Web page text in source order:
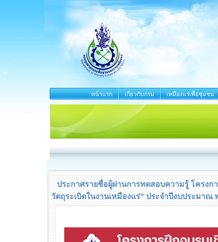
หน้าแรก เกี่ยวกับกรม เหมืองแร่เพื่อชุมชน
ประกาศรายชื่อผู้ผ่านการทดสอบความรู้ โครง
วัตถุระเบิดในงานเหมืองแร่” ประจำปีงบประมาณ